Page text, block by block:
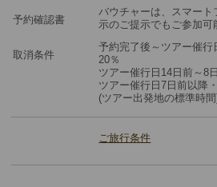
予約確認書
バウチャーは、スマー
示のご提示でもご参加可
取消条件
予約完了後～ツアー催
20％
ツアー催行日14日前～8
ツアー催行日7日前以降
(ツアー出発地の標準時
ご旅行条件